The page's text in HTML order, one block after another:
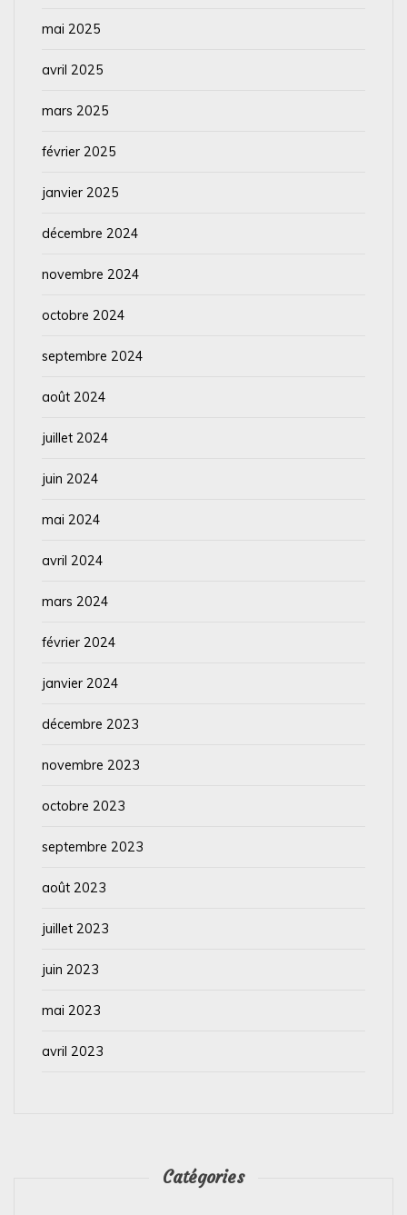
mai 2025
avril 2025
mars 2025
février 2025
janvier 2025
décembre 2024
novembre 2024
octobre 2024
septembre 2024
août 2024
juillet 2024
juin 2024
mai 2024
avril 2024
mars 2024
février 2024
janvier 2024
décembre 2023
novembre 2023
octobre 2023
septembre 2023
août 2023
juillet 2023
juin 2023
mai 2023
avril 2023
Catégories